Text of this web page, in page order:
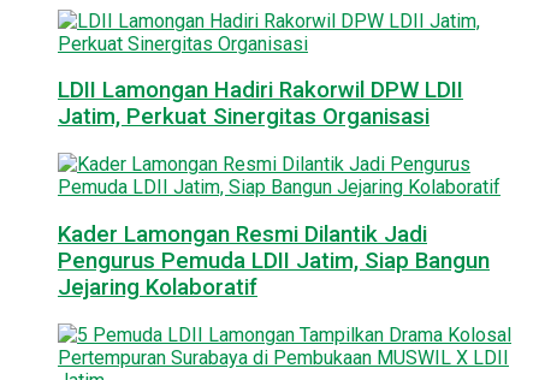
LDII Lamongan Hadiri Rakorwil DPW LDII
Jatim, Perkuat Sinergitas Organisasi
Kader Lamongan Resmi Dilantik Jadi
Pengurus Pemuda LDII Jatim, Siap Bangun
Jejaring Kolaboratif